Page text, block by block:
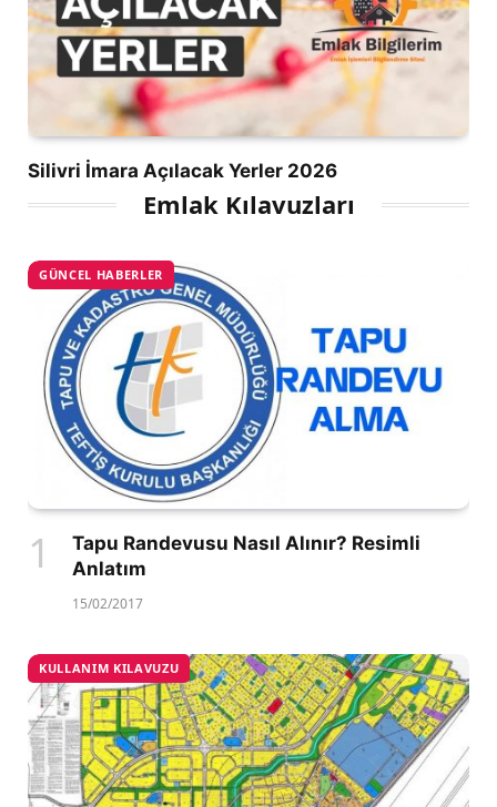
Silivri İmara Açılacak Yerler 2026
Emlak Kılavuzları
GÜNCEL HABERLER
Tapu Randevusu Nasıl Alınır? Resimli
Anlatım
15/02/2017
KULLANIM KILAVUZU